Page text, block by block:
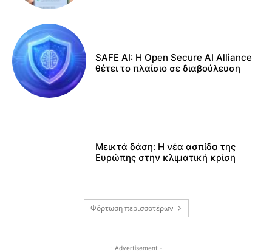
SAFE AI: Η Open Secure AI Alliance
θέτει το πλαίσιο σε διαβούλευση
Μεικτά δάση: Η νέα ασπίδα της
Ευρώπης στην κλιματική κρίση
Φόρτωση περισσοτέρων
- Advertisement -